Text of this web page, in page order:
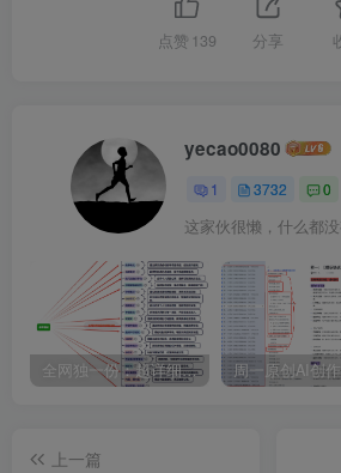
点赞 139 分享
yecao0080
1 3732 0
这家伙很懒，什么都
全网独一份：超详细的40+个自媒体赛道领域解析手册，让你的内容创作不再局限！
上一篇